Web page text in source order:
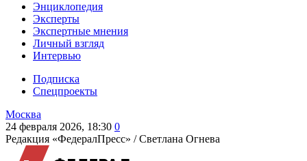
Энциклопедия
Эксперты
Экспертные мнения
Личный взгляд
Интервью
Подписка
Спецпроекты
Москва
24 февраля 2026, 18:30 0
Редакция «ФедералПресс» /Светлана Огнева